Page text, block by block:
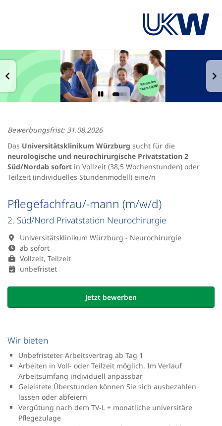
Pflegefachfrau/-mann (m/w/d)
2. Süd/Nord Privatstation Neurochirurgie
Universitätsklinikum Würzburg - Neurochirurgie
ab sofort
Vollzeit, Teilzeit
unbefristet
Jetzt bewerben
Bewerbungsfrist: 31.08.2026
Das Universitätsklinikum Würzburg sucht für die
neurologische und neurochirurgische Privatstation 2
Süd/Nordab sofort in Vollzeit (38,5 Wochenstunden) oder
Teilzeit (individuelles Stundenmodell) eine/n
Wir bieten
Unbefristeter Arbeitsvertrag ab Tag 1
Arbeiten in Voll- oder Teilzeit möglich. Im Verlauf
Arbeitsumfang individuell anpassbar
Geleistete Überstunden können Sie sich ausbezahlen
lassen oder abfeiern
Vergütung nach dem TV-L + monatliche universitäre
Pflegezulage